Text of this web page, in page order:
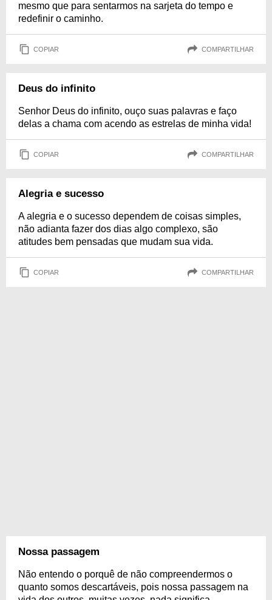
mesmo que para sentarmos na sarjeta do tempo e
redefinir o caminho.
COPIAR COMPARTILHAR
Deus do infinito
Senhor Deus do infinito, ouço suas palavras e faço
delas a chama com acendo as estrelas de minha vida!
COPIAR COMPARTILHAR
Alegria e sucesso
A alegria e o sucesso dependem de coisas simples,
não adianta fazer dos dias algo complexo, são
atitudes bem pensadas que mudam sua vida.
COPIAR COMPARTILHAR
Nossa passagem
Não entendo o porquê de não compreendermos o
quanto somos descartáveis, pois nossa passagem na